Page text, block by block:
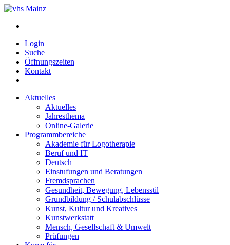
Login
Suche
Öffnungszeiten
Kontakt
Aktuelles
Aktuelles
Jahresthema
Online-Galerie
Programmbereiche
Akademie für Logotherapie
Beruf und IT
Deutsch
Einstufungen und Beratungen
Fremdsprachen
Gesundheit, Bewegung, Lebensstil
Grundbildung / Schulabschlüsse
Kunst, Kultur und Kreatives
Kunstwerkstatt
Mensch, Gesellschaft & Umwelt
Prüfungen